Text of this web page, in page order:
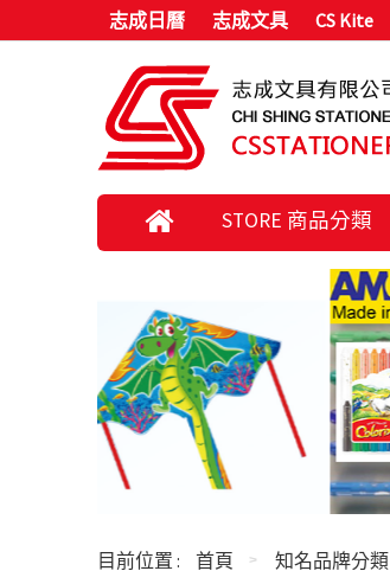
志成日曆 志成文具 CS Kite
STORE 商品分類
目前位置 : 首頁 知名品牌分類